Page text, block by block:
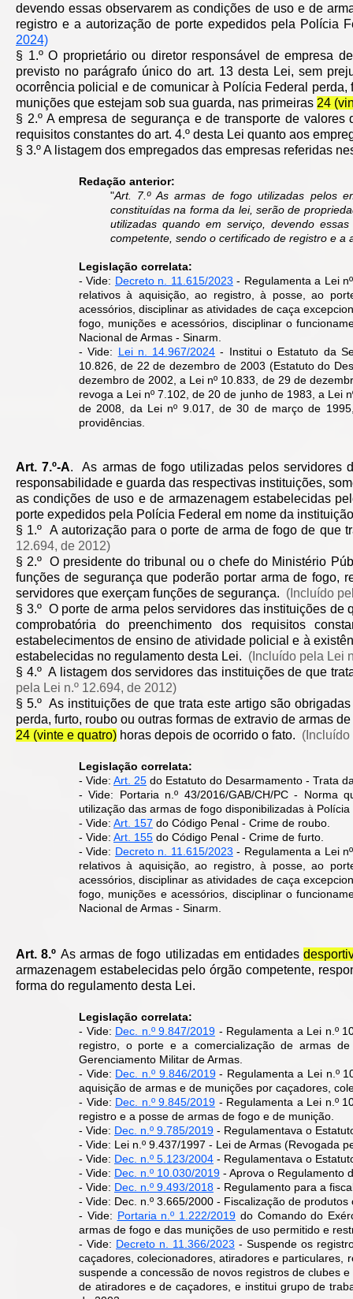
devendo essas observarem as condições de uso e de
registro e a autorização de porte expedidos pela
2024)
§ 1.º O proprietário ou diretor responsável de empresa
previsto no parágrafo único do art. 13 desta Lei, sem
ocorrência policial e de comunicar à Polícia Federal
munições que estejam sob sua guarda, nas primeiras 24
§ 2.º A empresa de segurança e de transporte de
requisitos constantes do art. 4.º desta Lei quanto aos
§ 3.º A listagem dos empregados das empresas referidas
Redação anterior:
"Art. 7.ºAs armas de fogo utilizadas pelos
constituídas na forma da lei, serão de
utilizadas quando em serviço, devendo
competente, sendo o certificado de registro e
Legislação correlata:
- Vide: Decreto n. 11.615/2023 - Regulamenta a Lei
relativos à aquisição, ao registro, à posse, ao
acessórios, disciplinar as atividades de caça
fogo, munições e acessórios, disciplinar o
Nacional de Armas - Sinarm.
- Vide: Lei n. 14.967/2024 - Institui o Estatuto da
10.826, de 22 de dezembro de 2003 (Estatuto do
dezembro de 2002, a Lei nº 10.833, de 29 de
revoga a Lei nº 7.102, de 20 de junho de 1983, a Lei
de 2008, da Lei nº 9.017, de 30 de março de
providências.
Art. 7.º-A. As armas de fogo utilizadas pelos servidores
responsabilidade e guarda das respectivas instituições,
as condições de uso e de armazenagem estabelecidas
porte expedidos pela Polícia Federal em nome da
§ 1.º A autorização para o porte de arma de fogo de que
12.694, de 2012)
§ 2.º O presidente do tribunal ou o chefe do Ministério
funções de segurança que poderão portar arma de fogo,
servidores que exerçam funções de segurança. (Incluído
§ 3.º O porte de arma pelos servidores das instituições
comprobatória do preenchimento dos requisitos
estabelecimentos de ensino de atividade policial e à
estabelecidas no regulamento desta Lei. (Incluído pela Lei
§ 4.º A listagem dos servidores das instituições de que
pela Lei n.º 12.694, de 2012)
§ 5.º As instituições de que trata este artigo são
perda, furto, roubo ou outras formas de extravio de armas
24 (vinte e quatro) horas depois de ocorrido o fato. (Incluído
Legislação correlata:
- Vide: Art. 25 do Estatuto do Desarmamento - Trata
- Vide: Portaria n.º 43/2016/GAB/CH/PC - Norma
utilização das armas de fogo disponibilizadas à
- Vide: Art. 157 do Código Penal - Crime de roubo.
- Vide: Art. 155 do Código Penal - Crime de furto.
- Vide: Decreto n. 11.615/2023 - Regulamenta a Lei
relativos à aquisição, ao registro, à posse, ao
acessórios, disciplinar as atividades de caça
fogo, munições e acessórios, disciplinar o funcion
Nacional de Armas - Sinarm.
Art. 8.º As armas de fogo utilizadas em entidades
armazenagem estabelecidas pelo órgão competente,
forma do regulamento desta Lei.
Legislação correlata:
- Vide: Dec. n.º 9.847/2019 - Regulamenta a Lei n.º
registro, o porte e a comercialização de armas
Gerenciamento Militar de Armas.
- Vide: Dec. n.º 9.846/2019 - Regulamenta a Lei n.º
aquisição de armas e de munições por caçadores,
- Vide: Dec. n.º 9.845/2019 - Regulamenta a Lei n.º
registro e a posse de armas de fogo e de munição.
- Vide: Dec. n.º 9.785/2019 - Regulamentava o
- Vide: Lei n.º 9.437/1997 - Lei de Armas (Revogada
- Vide: Dec. n.º 5.123/2004 - Regulamentava o
- Vide: Dec. n.º 10.030/2019 - Aprova o Regulamento
- Vide: Dec. n.º 9.493/2018 - Regulamento para a
- Vide: Dec. n.º 3.665/2000 - Fiscalização de
- Vide: Portaria n.º 1.222/2019 do Comando do
armas de fogo e das munições de uso permitido e
- Vide: Decreto n. 11.366/2023 - Suspende os
caçadores, colecionadores, atiradores e particulares,
suspende a concessão de novos registros de clubes
de atiradores e de caçadores, e institui grupo de